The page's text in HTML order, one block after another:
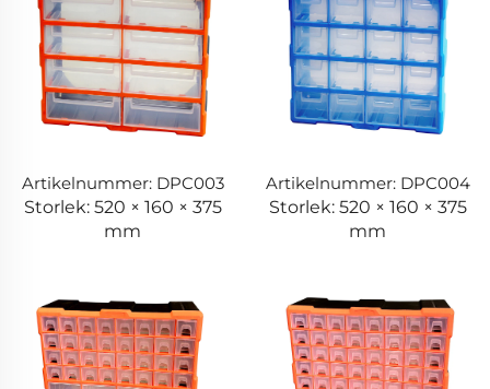
Artikelnummer: DPC003
Storlek: 520 × 160 × 375
mm
Artikelnummer: DPC004
Storlek: 520 × 160 × 375
mm